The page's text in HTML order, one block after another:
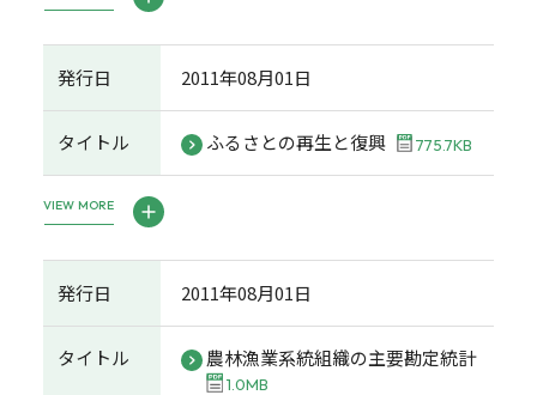
発行日 2011年08月01日
タイトル ふるさとの再生と復興 775.7KB
VIEW MORE
発行日 2011年08月01日
タイトル 農林漁業系統組織の主要勘定統計
1.0MB